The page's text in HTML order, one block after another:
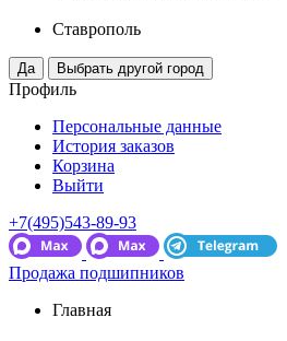
Ставрополь
Профиль
Персональные данные
История заказов
Корзина
Выйти
+7(495)543-89-93
Продажа подшипников
Главная